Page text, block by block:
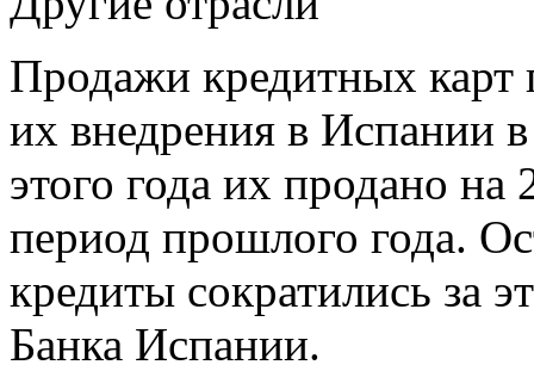
Продажи кредитных карт
их внедрения в Испании
этого года их продано
период прошлого года.
кредиты сократились за
Банка Испании.